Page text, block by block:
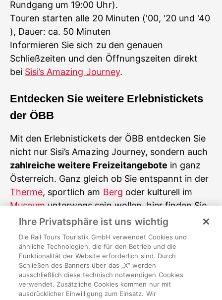
Rundgang um 19:00 Uhr).
Touren starten alle 20 Minuten ('00, '20 und '40
), Dauer: ca. 50 Minuten
Informieren Sie sich zu den genauen
Schließzeiten und den Öffnungszeiten direkt
bei Sisi’s Amazing Journey.
Entdecken Sie weitere Erlebnistickets
der ÖBB
Mit den Erlebnistickets der ÖBB entdecken Sie
nicht nur Sisi’s Amazing Journey, sondern auch
zahlreiche weitere Freizeitangebote in ganz
Österreich. Ganz gleich ob Sie entspannt in der
Therme, sportlich am Berg oder kulturell im
Museumunterwegs sein wollen, hier finden Sie
garantiert das passende Erlebnis für Ihren
Geschmack.
Bildrechte und Quellenangaben
Key Visual mit Logo (c)Time Travel Vienna;
Abfahrt Kunden (c)Time Travel Vienna;
Familienfoto (c)Time Travel Vienna; Sisi
Ihre Privatsphäre ist uns wichtig
Die Rail Tours Touristik GmbH verwendet Cookies und
ähnliche Technologien, die für den Betrieb und die
Funktionalität der Website erforderlich sind. Durch
Schließen des Banners über das „X“ werden
ausschließlich diese technisch notwendigen Cookies
verwendet. Zusätzliche Cookies kommen nur mit
ausdrücklicher Einwilligung zum Einsatz. Wir